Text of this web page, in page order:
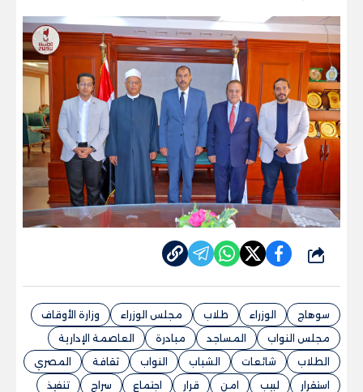
شارك
سوهاج الوزراء طلاب مجلس الوزراء
وزارة الأوقاف
مجلس النواب
المساجد مبادرة
العاصمة الإدارية
الطلاب
شائعات الشباب النواب ثقافة
المصري
استقرار
لبيب امن قرار اجتماع سراج
تنفيذ